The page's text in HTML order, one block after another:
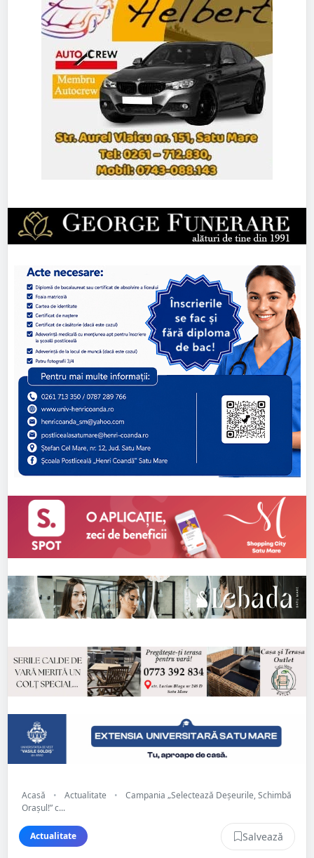
Acasă • Actualitate •
Campania „Selectează Deșeurile, Schimbă
Orașul!” c...
Actualitate Salvează